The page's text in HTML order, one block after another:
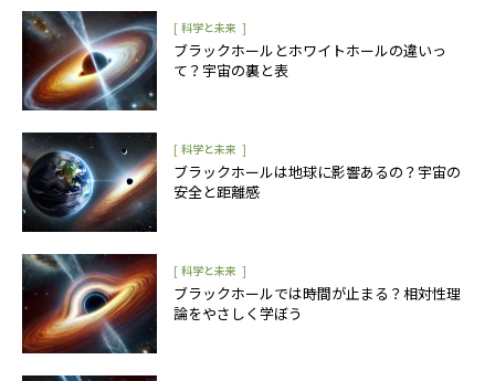
[ 科学と未来 ]
ブラックホールとホワイトホールの違いっ
て？宇宙の裏と表
[ 科学と未来 ]
ブラックホールは地球に影響あるの？宇宙の
安全と距離感
[ 科学と未来 ]
ブラックホールでは時間が止まる？相対性理
論をやさしく学ぼう